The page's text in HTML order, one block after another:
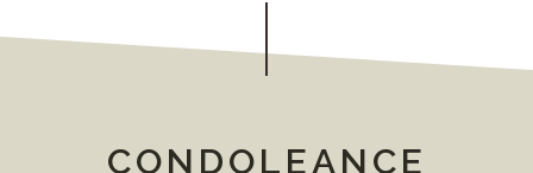
CONDOLEANCE